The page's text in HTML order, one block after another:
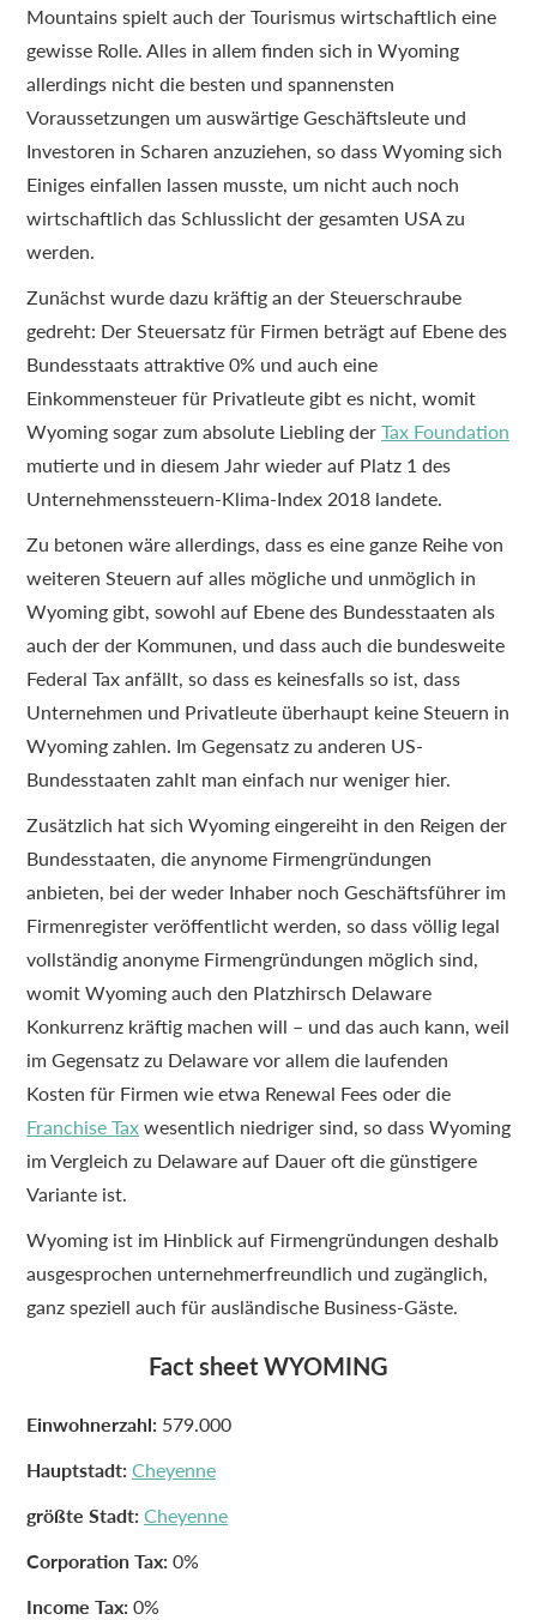
Mountains spielt auch der Tourismus wirtschaftlich eine
gewisse Rolle. Alles in allem finden sich in Wyoming
allerdings nicht die besten und spannensten
Voraussetzungen um auswärtige Geschäftsleute und
Investoren in Scharen anzuziehen, so dass Wyoming sich
Einiges einfallen lassen musste, um nicht auch noch
wirtschaftlich das Schlusslicht der gesamten USA zu
werden.
Zunächst wurde dazu kräftig an der Steuerschraube
gedreht: Der Steuersatz für Firmen beträgt auf Ebene des
Bundesstaats attraktive 0% und auch eine
Einkommensteuer für Privatleute gibt es nicht, womit
Wyoming sogar zum absolute Liebling derTax Foundation
mutierte und in diesem Jahr wieder auf Platz 1 des
Unternehmenssteuern-Klima-Index 2018 landete.
Zu betonen wäre allerdings, dass es eine ganze Reihe von
weiteren Steuern auf alles mögliche und unmöglich in
Wyoming gibt, sowohl auf Ebene des Bundesstaaten als
auch der der Kommunen, und dass auch die bundesweite
Federal Tax anfällt, so dass es keinesfalls so ist, dass
Unternehmen und Privatleute überhaupt keine Steuern in
Wyoming zahlen. Im Gegensatz zu anderen US-
Bundesstaaten zahlt man einfach nur weniger hier.
Zusätzlich hat sich Wyoming eingereiht in den Reigen der
Bundesstaaten, die anynome Firmengründungen
anbieten, bei der weder Inhaber noch Geschäftsführer im
Firmenregister veröffentlicht werden, so dass völlig legal
vollständig anonyme Firmengründungen möglich sind,
womit Wyoming auch den Platzhirsch Delaware
Konkurrenz kräftig machen will – und das auch kann, weil
im Gegensatz zu Delaware vor allem die laufenden
Kosten für Firmen wie etwa Renewal Fees oder die
Franchise Taxwesentlich niedriger sind, so dass Wyoming
im Vergleich zu Delaware auf Dauer oft die günstigere
Variante ist.
Wyoming ist im Hinblick auf Firmengründungen deshalb
ausgesprochen unternehmerfreundlich und zugänglich,
ganz speziell auch für ausländische Business-Gäste.
Fact sheet WYOMING
Einwohnerzahl: 579.000
Hauptstadt: Cheyenne
größte Stadt: Cheyenne
Corporation Tax: 0%
Income Tax: 0%